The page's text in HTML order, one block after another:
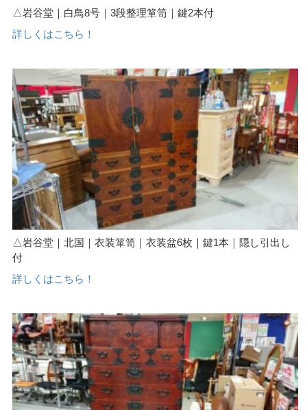
△岩谷堂｜白鳥8号｜3段整理箪笥｜鍵2本付
詳しくはこちら！
△岩谷堂｜北国｜衣装箪笥｜衣装盆6枚｜鍵1本｜隠し引出し
付
詳しくはこちら！